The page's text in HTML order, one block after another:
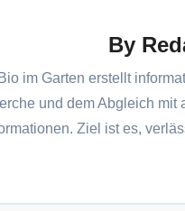
By
im Garten erstellt
und dem Abgleich
Ziel ist es,